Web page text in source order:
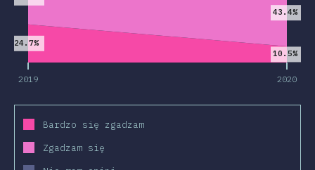
i selektory
CSS
CSS
2019 2020
24.7%
10.5%
43.4%
Bardzo się zgadzam
Zgadzam się